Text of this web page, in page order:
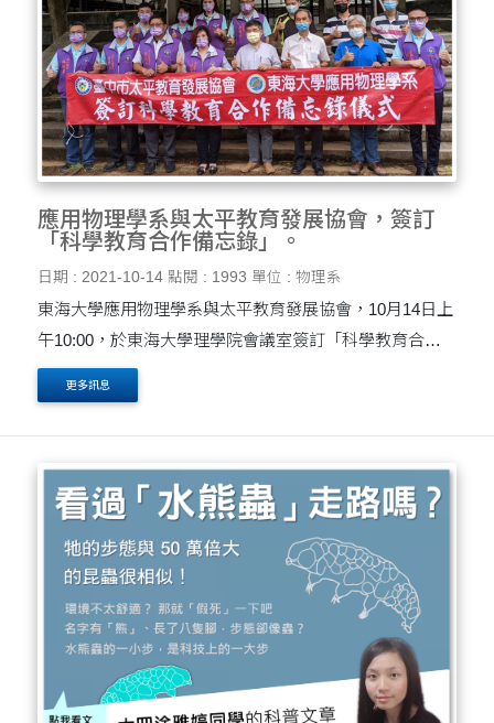
應用物理學系與太平教育發展協會，簽訂
「科學教育合作備忘錄」。
日期 : 2021-10-14 點閱 : 1993 單位 : 物理系
東海大學應用物理學系與太平教育發展協會，10月14日上
午10:00，於東海大學理學院會議室簽訂「科學教育合作
備忘錄」。在理學院黃皇男院長主持下，由太平教育發展
協會理事長陳靜蘭女士及應用物理系簡世森系主任共同簽
訂....
更多訊息